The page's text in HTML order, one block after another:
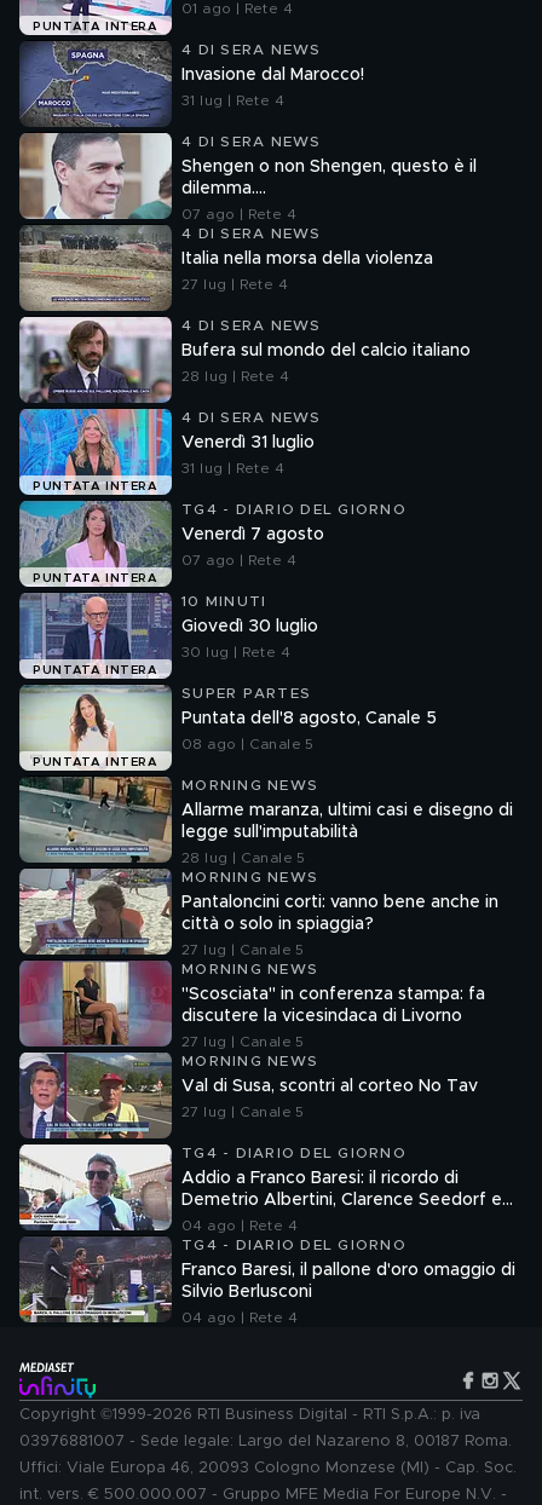
PUNTATA INTERA
01 ago | Rete 4
4 DI SERA NEWS
Invasione dal Marocco!
31 lug | Rete 4
4 DI SERA NEWS
Shengen o non Shengen, questo è il
dilemma....
07 ago | Rete 4
4 DI SERA NEWS
Italia nella morsa della violenza
27 lug | Rete 4
4 DI SERA NEWS
Bufera sul mondo del calcio italiano
28 lug | Rete 4
PUNTATA INTERA
4 DI SERA NEWS
Venerdì 31 luglio
31 lug | Rete 4
PUNTATA INTERA
TG4 - DIARIO DEL GIORNO
Venerdì 7 agosto
07 ago | Rete 4
PUNTATA INTERA
10 MINUTI
Giovedì 30 luglio
30 lug | Rete 4
PUNTATA INTERA
SUPER PARTES
Puntata dell'8 agosto, Canale 5
08 ago | Canale 5
MORNING NEWS
Allarme maranza, ultimi casi e disegno di
legge sull'imputabilità
28 lug | Canale 5
MORNING NEWS
Pantaloncini corti: vanno bene anche in
città o solo in spiaggia?
27 lug | Canale 5
MORNING NEWS
"Scosciata" in conferenza stampa: fa
discutere la vicesindaca di Livorno
27 lug | Canale 5
MORNING NEWS
Val di Susa, scontri al corteo No Tav
27 lug | Canale 5
TG4 - DIARIO DEL GIORNO
Addio a Franco Baresi: il ricordo di
Demetrio Albertini, Clarence Seedorf e
Giovanni Galli
04 ago | Rete 4
TG4 - DIARIO DEL GIORNO
Franco Baresi, il pallone d'oro omaggio di
Silvio Berlusconi
04 ago | Rete 4
Copyright ©1999-2026 RTI Business Digital - RTI S.p.A.: p. iva
03976881007 - Sede legale: Largo del Nazareno 8, 00187 Roma.
Uffici: Viale Europa 46, 20093 Cologno Monzese (MI) - Cap. Soc.
int. vers. € 500.000.007 - Gruppo MFE Media For Europe N.V. -